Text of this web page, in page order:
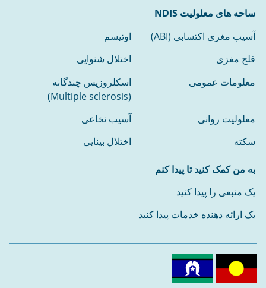
ساحه های معلولیت NDIS
آسیب مغزی اکتسابی (ABI)
اوتیسم
فلج مغزی
اختلال شنوایی
معلومات عمومی
اسکلروزیس چندگانه
(Multiple sclerosis)
معلولیت روانی
آسیب نخاعی
سکته
اختلال بینایی
به من کمک کنید تا پیدا کنم
یک منبعی را پیدا کنید
یک ارائه دهنده خدمات پیدا کنید